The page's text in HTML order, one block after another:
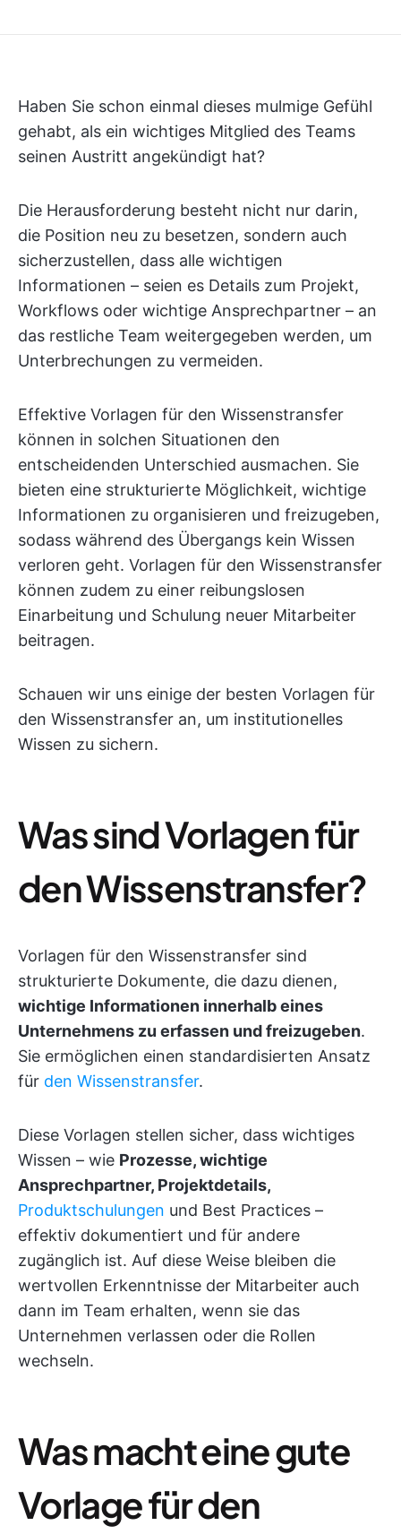
Haben Sie schon einmal dieses mulmige Gefühl
gehabt, als ein wichtiges Mitglied des Teams
seinen Austritt angekündigt hat?
Die Herausforderung besteht nicht nur darin,
die Position neu zu besetzen, sondern auch
sicherzustellen, dass alle wichtigen
Informationen – seien es Details zum Projekt,
Workflows oder wichtige Ansprechpartner – an
das restliche Team weitergegeben werden, um
Unterbrechungen zu vermeiden.
Effektive Vorlagen für den Wissenstransfer
können in solchen Situationen den
entscheidenden Unterschied ausmachen. Sie
bieten eine strukturierte Möglichkeit, wichtige
Informationen zu organisieren und freizugeben,
sodass während des Übergangs kein Wissen
verloren geht. Vorlagen für den Wissenstransfer
können zudem zu einer reibungslosen
Einarbeitung und Schulung neuer Mitarbeiter
beitragen.
Schauen wir uns einige der besten Vorlagen für
den Wissenstransfer an, um institutionelles
Wissen zu sichern.
Was sind Vorlagen für
den Wissenstransfer?
Vorlagen für den Wissenstransfer sind
strukturierte Dokumente, die dazu dienen,
wichtige Informationen innerhalb eines
Unternehmens zu erfassen und freizugeben.
Sie ermöglichen einen standardisierten Ansatz
für den Wissenstransfer.
Diese Vorlagen stellen sicher, dass wichtiges
Wissen – wie Prozesse, wichtige
Ansprechpartner, Projektdetails,
Produktschulungen und Best Practices –
effektiv dokumentiert und für andere
zugänglich ist. Auf diese Weise bleiben die
wertvollen Erkenntnisse der Mitarbeiter auch
dann im Team erhalten, wenn sie das
Unternehmen verlassen oder die Rollen
wechseln.
Was macht eine gute
Vorlage für den